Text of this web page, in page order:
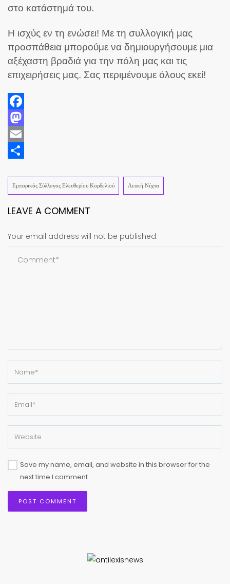
στο κατάστημά του.
Η ισχύς εν τη ενώσει! Με τη συλλογική μας
προσπάθεια μπορούμε να δημιουργήσουμε μια
αξέχαστη βραδιά για την πόλη μας και τις
επιχειρήσεις μας. Σας περιμένουμε όλους εκεί!
Facebook
Mastodon
Email
Εμπορικός Σύλλογος Ελευθερίου Κορδελιού Λευκή Νύχτα
LEAVE A COMMENT
Your email address will not be published.
Save my name, email, and website in this browser for the
next time I comment.